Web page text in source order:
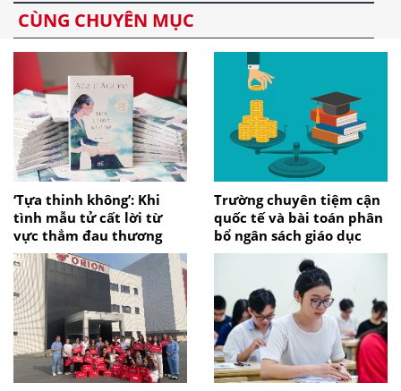
CÙNG CHUYÊN MỤC
‘Tựa thinh không’: Khi
tình mẫu tử cất lời từ
vực thẳm đau thương
Trường chuyên tiệm cận
quốc tế và bài toán phân
bổ ngân sách giáo dục